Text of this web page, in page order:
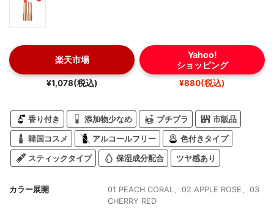
楽天市場
¥1,078(税込)
Yahoo!
ショッピング
¥880(税込)
香り付き 添加物少なめ プチプラ 市販品
韓国コスメ アルコールフリー 色付きタイプ
スティックタイプ 保湿成分配合 ツヤ感あり
カラー展開
01 PEACH CORAL、02 APPLE ROSE、03
CHERRY RED